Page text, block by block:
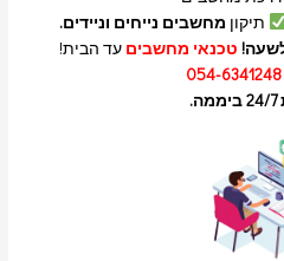
תיקון מחשבים נייחים וניידים.
טכנאי מחשבים עד הבית!
054-6341248